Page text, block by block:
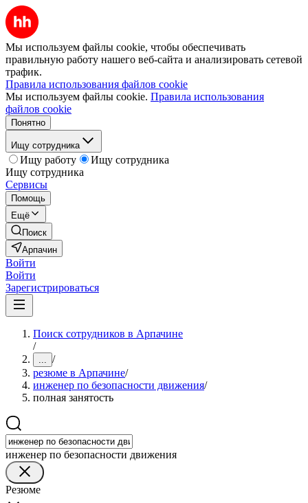
Мы используем файлы cookie, чтобы обеспечивать
правильную работу нашего веб-сайта и анализировать сетевой
трафик.
Правила использования файлов cookie
Мы используем файлы cookie. Правила использования
файлов cookie
Понятно
Ищу сотрудника
Ищу работу
Ищу сотрудника
Ищу сотрудника
Сервисы
Помощь
Ещё
Поиск
Арпачин
Войти
Войти
Зарегистрироваться
Поиск сотрудников в Арпачине
/
... /
резюме в Арпачине/
инженер по безопасности движения/
полная занятость
инженер по безопасности движения
Резюме